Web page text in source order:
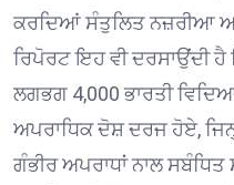
ਕਰਦਿਆਂ ਸੰਤੁਲਿਤ ਨਜ਼ਰੀਆ
ਰਿਪੋਰਟ ਇਹ ਵੀ ਦਰਸਾਉਂਦੀ ਹੈ
ਲਗਭਗ 4,000 ਭਾਰਤੀ
ਅਪਰਾਧਿਕ ਦੋਸ਼ ਦਰਜ ਹੋਏ,
ਗੰਭੀਰ ਅਪਰਾਧਾਂ ਨਾਲ ਸਬੰਧਿਤ